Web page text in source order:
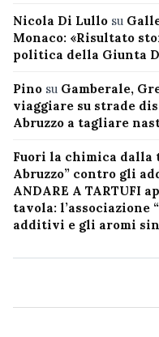
Nicola Di Lullo su
Monaco: «Risultato
politica della Giunta
Pino su Gamberale,
viaggiare su strade
Abruzzo a tagliare
Fuori la chimica dalla
Abruzzo” contro gli
ANDARE A TARTUFI
tavola: l’associazione
additivi e gli aromi